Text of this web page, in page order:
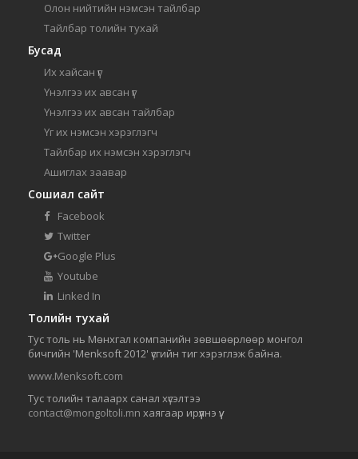
Олон нийтийн нэмсэн тайлбар
Тайлбар толийн тухай
Бусад
Их хайсан үг
Үнэлгээ их авсан үг
Үнэлгээ их авсан тайлбар
Үг их нэмсэн хэрэглэгч
Тайлбар их нэмсэн хэрэглэгч
Ашиглах заавар
Сошиал сайт
Facebook
Twitter
Google Plus
Youtube
Linked In
Толийн тухай
Тус толь нь Мөнхгал компанийн зөвшөөрлөөр монгол
бичгийн 'Menksoft 2012' үсгийн тиг хэрэглэж байна.
www.Menksoft.com
Тус толийн талаарх санал хүсэлтээ
contact@mongoltoli.mn хаягаар ирүүлнэ үү.